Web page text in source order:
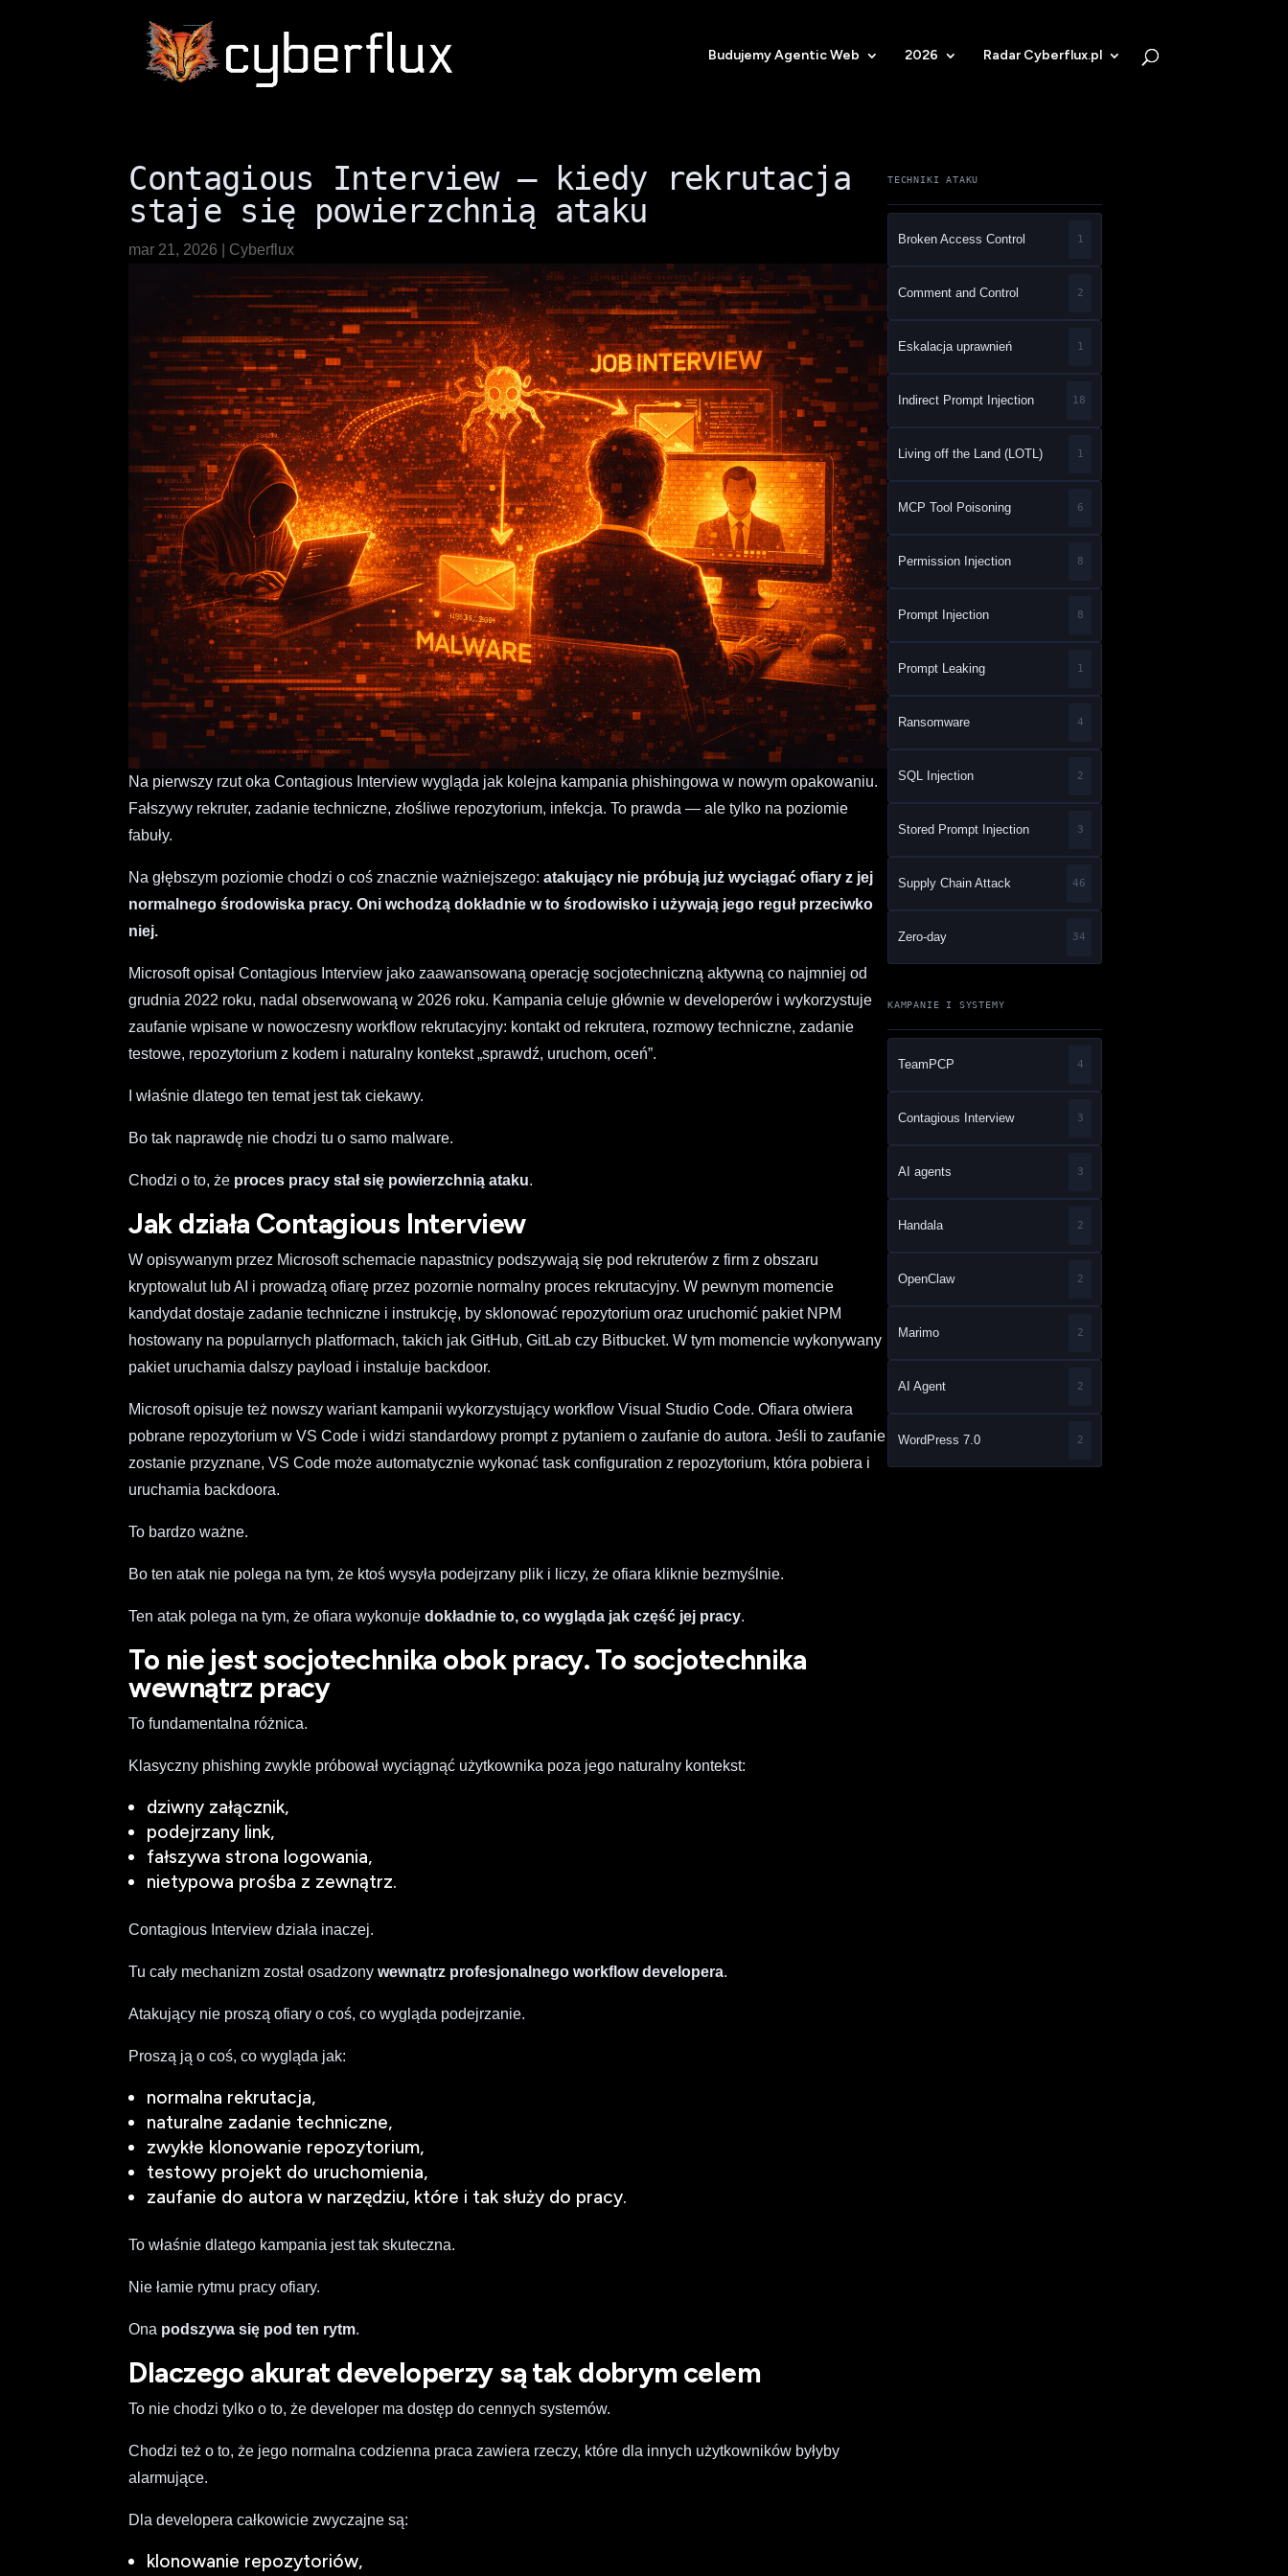
Budujemy Agentic Web 2026 Radar Cyberflux.pl
Contagious Interview — kiedy rekrutacja
staje się powierzchnią ataku
mar 21, 2026 Cyberflux
Na pierwszy rzut oka Contagious Interview wygląda jak kolejna kampania phishingowa w nowym opakowaniu.
Fałszywy rekruter, zadanie techniczne, złośliwe repozytorium, infekcja. To prawda — ale tylko na poziomie
fabuły.
Na głębszym poziomie chodzi o coś znacznie ważniejszego:atakujący nie próbują już wyciągać ofiary z jej
normalnego środowiska pracy. Oni wchodzą dokładnie w to środowisko i używają jego reguł przeciwko
niej.
Microsoft opisał Contagious Interview jako zaawansowaną operację socjotechniczną aktywną co najmniej od
grudnia 2022 roku, nadal obserwowaną w 2026 roku. Kampania celuje głównie w developerów i wykorzystuje
zaufanie wpisane w nowoczesny workflow rekrutacyjny: kontakt od rekrutera, rozmowy techniczne, zadanie
testowe, repozytorium z kodem i naturalny kontekst „sprawdź, uruchom, oceń”.
I właśnie dlatego ten temat jest tak ciekawy.
Bo tak naprawdę nie chodzi tu o samo malware.
Chodzi o to, że proces pracy stał się powierzchnią ataku.
Jak działa Contagious Interview
W opisywanym przez Microsoft schemacie napastnicy podszywają się pod rekruterów z firm z obszaru
kryptowalut lub AI i prowadzą ofiarę przez pozornie normalny proces rekrutacyjny. W pewnym momencie
kandydat dostaje zadanie techniczne i instrukcję, by sklonować repozytorium oraz uruchomić pakiet NPM
hostowany na popularnych platformach, takich jak GitHub, GitLab czy Bitbucket. W tym momencie wykonywany
pakiet uruchamia dalszy payload i instaluje backdoor.
Microsoft opisuje też nowszy wariant kampanii wykorzystujący workflow Visual Studio Code. Ofiara otwiera
pobrane repozytorium w VS Code i widzi standardowy prompt z pytaniem o zaufanie do autora. Jeśli to zaufanie
zostanie przyznane, VS Code może automatycznie wykonać task configuration z repozytorium, która pobiera i
uruchamia backdoora.
To bardzo ważne.
Bo ten atak nie polega na tym, że ktoś wysyła podejrzany plik i liczy, że ofiara kliknie bezmyślnie.
Ten atak polega na tym, że ofiara wykonujedokładnie to, co wygląda jak część jej pracy.
To nie jest socjotechnika obok pracy. To socjotechnika
wewnątrz pracy
To fundamentalna różnica.
Klasyczny phishing zwykle próbował wyciągnąć użytkownika poza jego naturalny kontekst:
dziwny załącznik,
podejrzany link,
fałszywa strona logowania,
nietypowa prośba z zewnątrz.
Contagious Interview działa inaczej.
Tu cały mechanizm został osadzonywewnątrz profesjonalnego workflow developera.
Atakujący nie proszą ofiary o coś, co wygląda podejrzanie.
Proszą ją o coś, co wygląda jak:
normalna rekrutacja,
naturalne zadanie techniczne,
zwykłe klonowanie repozytorium,
testowy projekt do uruchomienia,
zaufanie do autora w narzędziu, które i tak służy do pracy.
To właśnie dlatego kampania jest tak skuteczna.
Nie łamie rytmu pracy ofiary.
Ona podszywa się pod ten rytm.
Dlaczego akurat developerzy są tak dobrym celem
To nie chodzi tylko o to, że developer ma dostęp do cennych systemów.
Chodzi też o to, że jego normalna codzienna praca zawiera rzeczy, które dla innych użytkowników byłyby
alarmujące.
Dla developera całkowicie zwyczajne są:
klonowanie repozytoriów,
TECHNIKI ATAKU
Broken Access Control 1
Comment and Control 2
Eskalacja uprawnień 1
Indirect Prompt Injection 18
Living off the Land (LOTL) 1
MCP Tool Poisoning 6
Permission Injection 8
Prompt Injection 8
Prompt Leaking 1
Ransomware 4
SQL Injection 2
Stored Prompt Injection 3
Supply Chain Attack 46
Zero-day 34
KAMPANIE I SYSTEMY
TeamPCP 4
Contagious Interview 3
AI agents 3
Handala 2
OpenClaw 2
Marimo 2
AI Agent 2
WordPress 7.0 2